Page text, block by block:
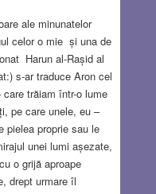
ale minunatelor
celor o mie și una de
Harun al-Rașid al
s-ar traduce Aron cel
trăiam într-o lume
pe care unele, eu –
pielea proprie sau le
unei lumi așezate,
o grijă aproape
drept urmare îl